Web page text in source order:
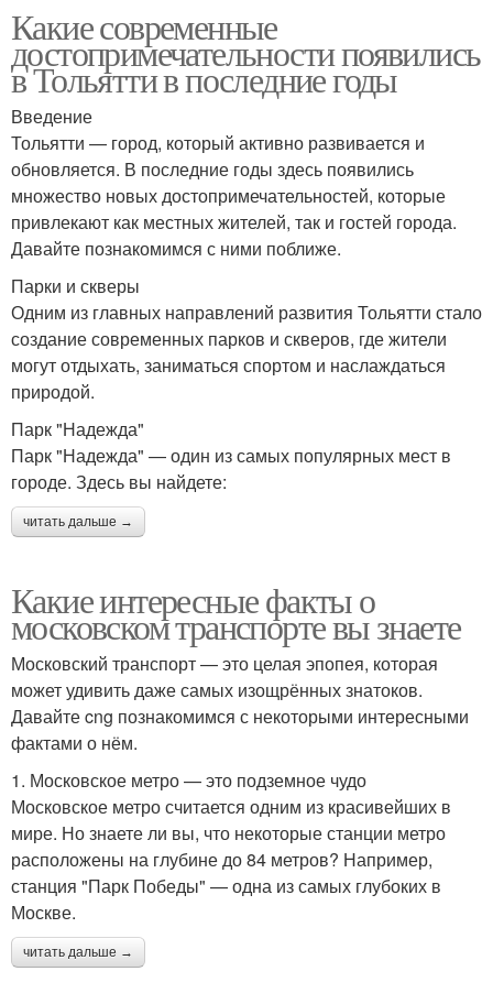
Какие современные
достопримечательности появились
в Тольятти в последние годы
Введение
Тольятти — город, который активно развивается и
обновляется. В последние годы здесь появились
множество новых достопримечательностей, которые
привлекают как местных жителей, так и гостей города.
Давайте познакомимся с ними поближе.
Парки и скверы
Одним из главных направлений развития Тольятти стало
создание современных парков и скверов, где жители
могут отдыхать, заниматься спортом и наслаждаться
природой.
Парк "Надежда"
Парк "Надежда" — один из самых популярных мест в
городе. Здесь вы найдете:
читать дальше →
Какие интересные факты о
московском транспорте вы знаете
Московский транспорт — это целая эпопея, которая
может удивить даже самых изощрённых знатоков.
Давайте cng познакомимся с некоторыми интересными
фактами о нём.
1. Московское метро — это подземное чудо
Московское метро считается одним из красивейших в
мире. Но знаете ли вы, что некоторые станции метро
расположены на глубине до 84 метров? Например,
станция "Парк Победы" — одна из самых глубоких в
Москве.
читать дальше →